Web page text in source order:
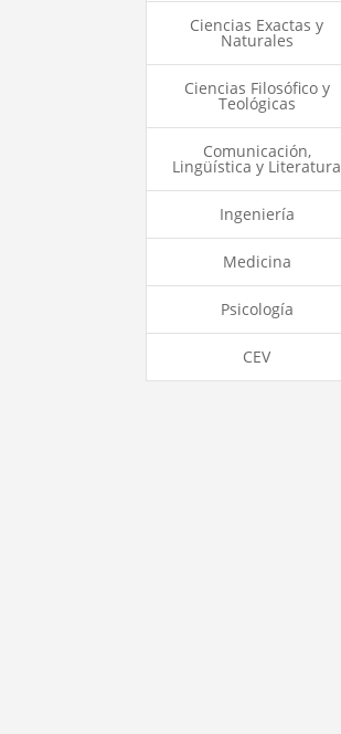
Ciencias Exactas y
Naturales
Ciencias Filosófico y
Teológicas
Comunicación,
Lingüística y Literatura
Ingeniería
Medicina
Psicología
CEV